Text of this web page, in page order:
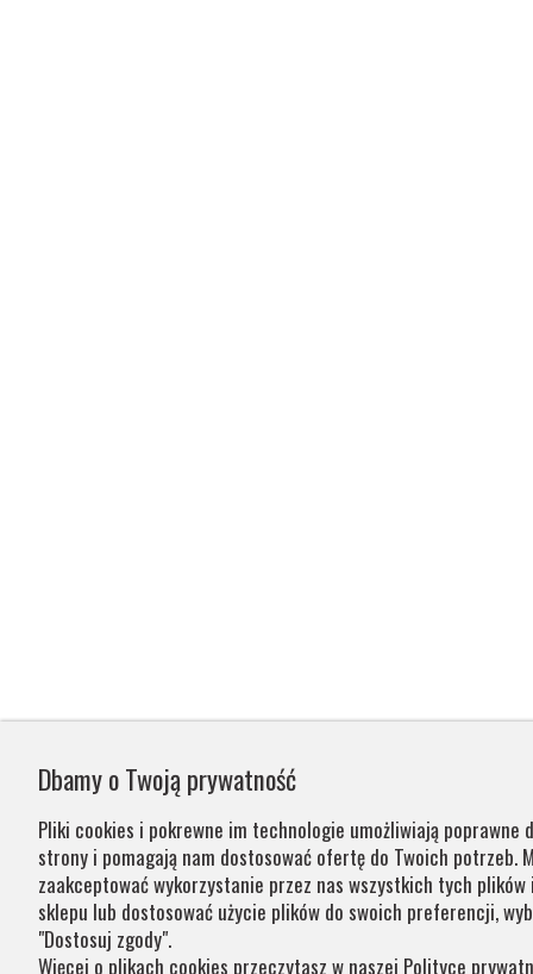
Dbamy o Twoją prywatność
Pliki cookies i pokrewne im technologie umożliwiają poprawne
strony i pomagają nam dostosować ofertę do Twoich potrzeb.
zaakceptować wykorzystanie przez nas wszystkich tych plików
sklepu lub dostosować użycie plików do swoich preferencji,
"Dostosuj zgody".
Więcej o plikach cookies przeczytasz w naszej Polityce